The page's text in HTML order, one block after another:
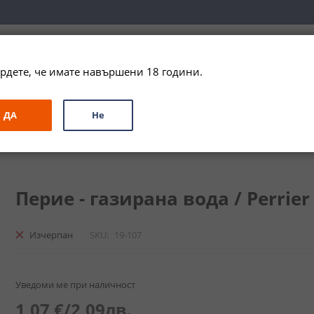
ЗА ПОДАРЪК ПРОМО СПЕЦИАЛНИ ПРЕДЛОЖЕНИЯ
sparkling water
Перие - газирана вода /
Изчерпан SKU 19-107
Уведоми ме при наличност
че имате навършени 18 години.
ДА Не